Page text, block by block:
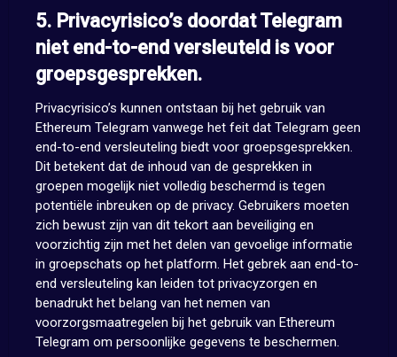
5. Privacyrisico’s doordat Telegram
niet end-to-end versleuteld is voor
groepsgesprekken.
Privacyrisico’s kunnen ontstaan bij het gebruik van
Ethereum Telegram vanwege het feit dat Telegram geen
end-to-end versleuteling biedt voor groepsgesprekken.
Dit betekent dat de inhoud van de gesprekken in
groepen mogelijk niet volledig beschermd is tegen
potentiële inbreuken op de privacy. Gebruikers moeten
zich bewust zijn van dit tekort aan beveiliging en
voorzichtig zijn met het delen van gevoelige informatie
in groepschats op het platform. Het gebrek aan end-to-
end versleuteling kan leiden tot privacyzorgen en
benadrukt het belang van het nemen van
voorzorgsmaatregelen bij het gebruik van Ethereum
Telegram om persoonlijke gegevens te beschermen.